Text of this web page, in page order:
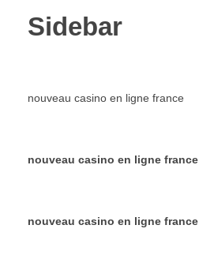
Sidebar
nouveau casino en ligne france
nouveau casino en ligne france
nouveau casino en ligne france